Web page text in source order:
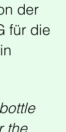
der
für die
the